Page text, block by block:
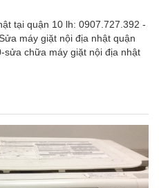
tại quận 10 lh: 0907.727.392 -
máy giặt nội địa nhật quận
sửa chữa máy giặt nội địa nhật